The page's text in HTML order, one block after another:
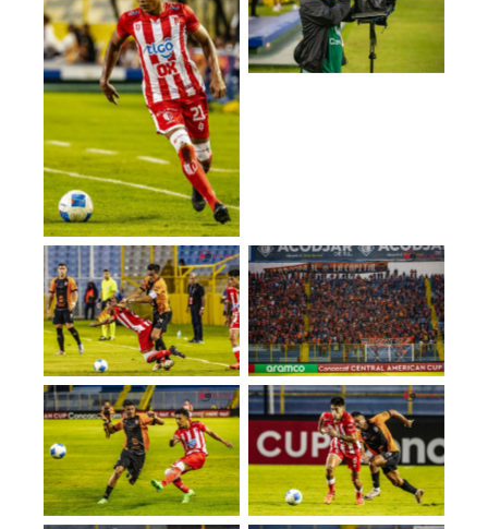
No Caption
No Caption
No Caption No Caption
No Caption No Caption